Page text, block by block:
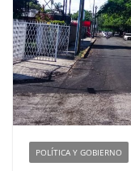
POLÍTICA Y GOBIERNO